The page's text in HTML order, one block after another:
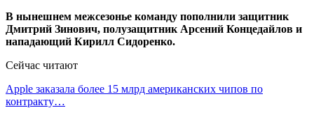
В нынешнем межсезонье команду пополнили защитник
Дмитрий Зинович, полузащитник Арсений Концедайлов и
нападающий Кирилл Сидоренко.
Сейчас читают
Apple заказала более 15 млрд американских чипов по
контракту…